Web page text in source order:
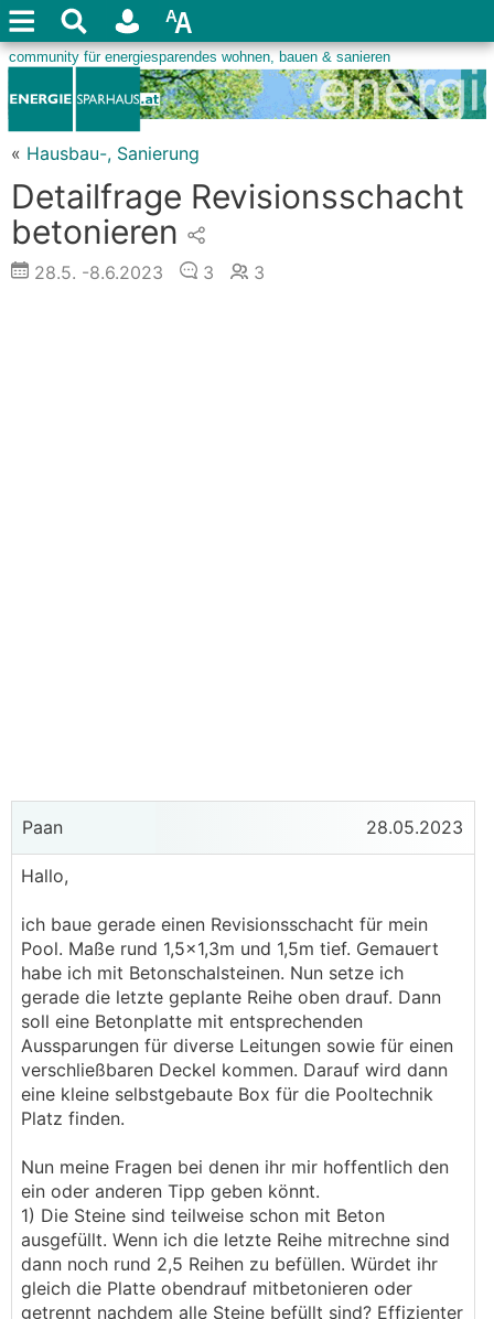
« Hausbau-, Sanierung
Detailfrage Revisionsschacht
betonieren
28.5. -8.6.2023 3 3
Paan 28.05.2023
Hallo,
ich baue gerade einen Revisionsschacht für mein
Pool. Maße rund 1,5x1,3m und 1,5m tief. Gemauert
habe ich mit Betonschalsteinen. Nun setze ich
gerade die letzte geplante Reihe oben drauf. Dann
soll eine Betonplatte mit entsprechenden
Aussparungen für diverse Leitungen sowie für einen
verschließbaren Deckel kommen. Darauf wird dann
eine kleine selbstgebaute Box für die Pooltechnik
Platz finden.
Nun meine Fragen bei denen ihr mir hoffentlich den
ein oder anderen Tipp geben könnt.
1) Die Steine sind teilweise schon mit Beton
ausgefüllt. Wenn ich die letzte Reihe mitrechne sind
dann noch rund 2,5 Reihen zu befüllen. Würdet ihr
gleich die Platte obendrauf mitbetonieren oder
getrennt nachdem alle Steine befüllt sind? Effizienter